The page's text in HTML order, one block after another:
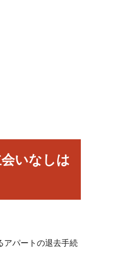
いなしは
アパートの退去手続